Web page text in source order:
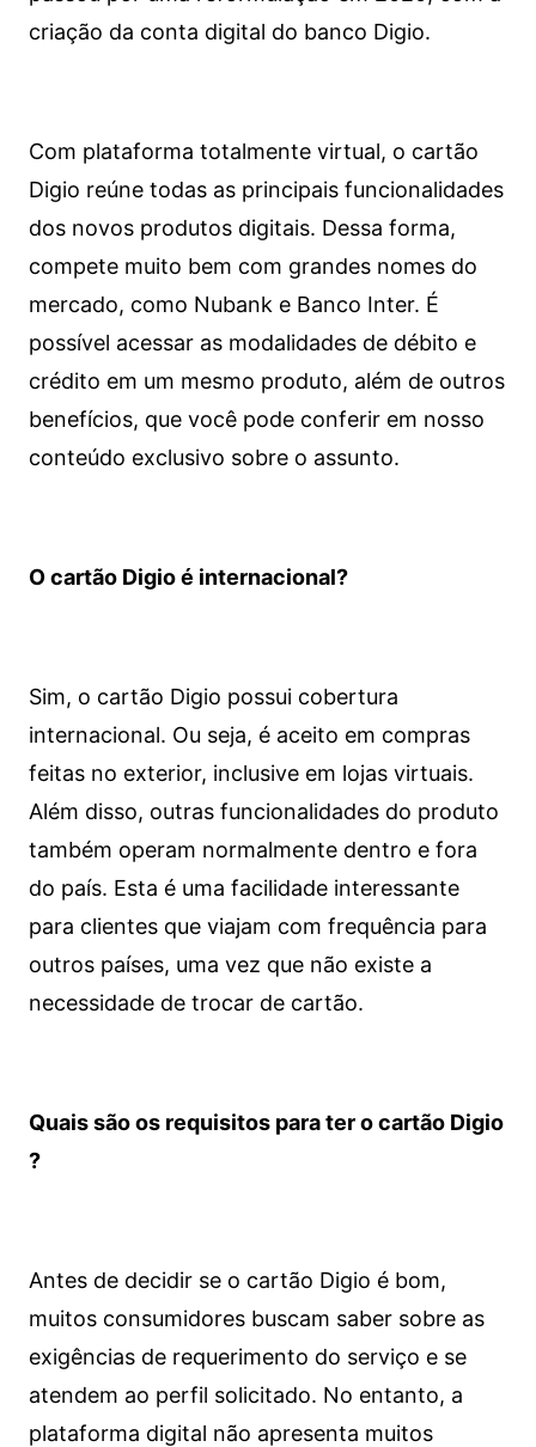
criação da conta digital do banco Digio.
Com plataforma totalmente virtual, o cartão
Digio reúne todas as principais funcionalidades
dos novos produtos digitais. Dessa forma,
compete muito bem com grandes nomes do
mercado, como Nubank e Banco Inter. É
possível acessar as modalidades de débito e
crédito em um mesmo produto, além de outros
benefícios, que você pode conferir em nosso
conteúdo exclusivo sobre o assunto.
O cartão Digio é internacional?
Sim, o cartão Digio possui cobertura
internacional. Ou seja, é aceito em compras
feitas no exterior, inclusive em lojas virtuais.
Além disso, outras funcionalidades do produto
também operam normalmente dentro e fora
do país. Esta é uma facilidade interessante
para clientes que viajam com frequência para
outros países, uma vez que não existe a
necessidade de trocar de cartão.
Quais são os requisitos para ter o cartão Digio
?
Antes de decidir se o cartão Digio é bom,
muitos consumidores buscam saber sobre as
exigências de requerimento do serviço e se
atendem ao perfil solicitado. No entanto, a
plataforma digital não apresenta muitos